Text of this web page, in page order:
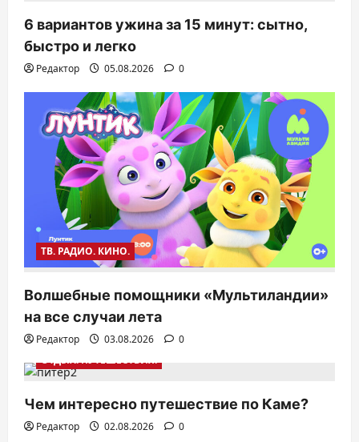
6 вариантов ужина за 15 минут: сытно,
быстро и легко
Редактор 05.08.2026 0
ТВ. РАДИО. КИНО.
Волшебные помощники «Мультиландии»
на все случаи лета
Редактор 03.08.2026
0
ОТДЫХ. ПУТЕШЕСТВИЯ.
Чем интересно путешествие по Каме?
Редактор 02.08.2026 0